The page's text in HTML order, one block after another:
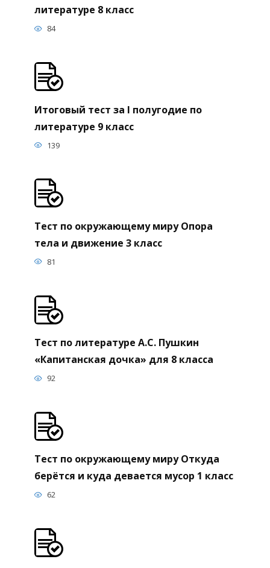
литературе 8 класс
84
Итоговый тест за I полугодие по
литературе 9 класс
139
Тест по окружающему миру Опора
тела и движение 3 класс
81
Тест по литературе А.С. Пушкин
«Капитанская дочка» для 8 класса
92
Тест по окружающему миру Откуда
берётся и куда девается мусор 1 класс
62